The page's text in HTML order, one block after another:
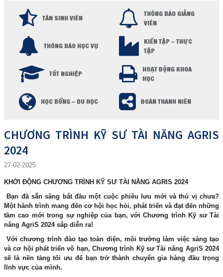
TÂN SINH VIÊN
THÔNG BÁO GIẢNG
VIÊN
THÔNG BÁO HỌC VỤ
KIẾN TẬP – THỰC
TẬP
TỐT NGHIỆP
HOẠT ĐỘNG KHOA
HỌC
HỌC BỔNG – DU HỌC ĐOÀN THANH NIÊN
CHƯƠNG TRÌNH KỸ SƯ TÀI NĂNG AGRIS
2024
27-02-2025
KHỞI ĐỘNG CHƯƠNG TRÌNH KỸ SƯ TÀI NĂNG AGRIS 2024
Bạn đã sẵn sàng bắt đầu một cuộc phiêu lưu mới và thú vị chưa?
Một hành trình mang đến cơ hội học hỏi, phát triển và đạt đến những
tầm cao mới trong sự nghiệp của bạn, với Chương trình Kỹ sư Tài
năng AgriS 2024 sắp diễn ra!
Với chương trình đào tạo toàn diện, môi trường làm việc sáng tạo
và cơ hội phát triển vô hạn, Chương trình Kỹ sư Tài năng AgriS 2024
sẽ là nền tảng tối ưu để bạn trở thành chuyên gia hàng đầu trong
lĩnh vực của mình.